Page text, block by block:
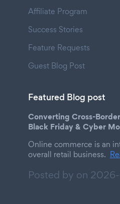
Affiliate Program
Success Stories
Feature Requests
Guest Blog Post
Featured Blog post
Converting Cross-
Black Friday & Cyber
Online commerce is an
overall retail business.
Posted by on